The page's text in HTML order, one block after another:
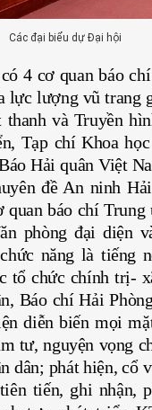
Các đại biểu dự Đại hội
4 cơ quan báo
lực lượng vũ trang
thanh và Truyền
Tạp chí Khoa
Hải quân Việt
đề An ninh
quan báo chí
phòng đại diện
năng là tiếng
tổ chức chính trị-
Báo chí Hải
diễn biến mọi
tư, nguyện vọng
dân; phát hiện, cổ
tiến, ghi nhận,